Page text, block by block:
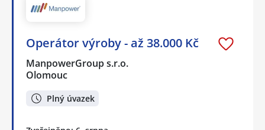
Operátor výroby - až 38.000 Kč
ManpowerGroup s.r.o.
Olomouc
Plný úvazek